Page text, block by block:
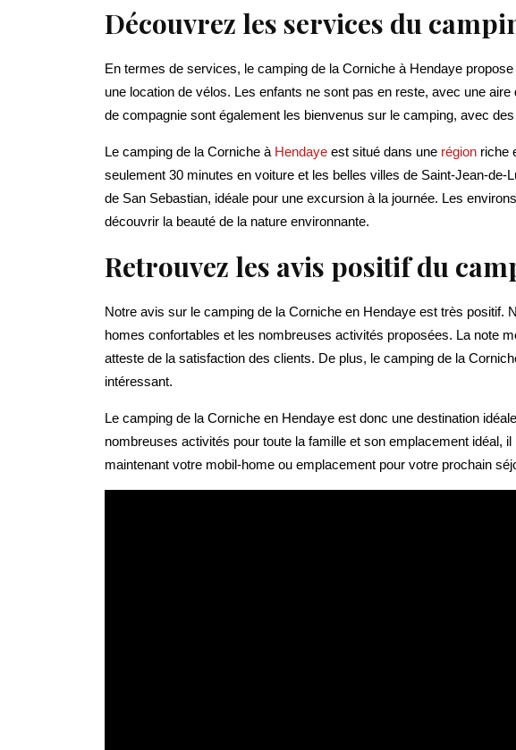
Découvrez les services du
En termes de services, le camping de la Corniche à Hendaye
une location de vélos. Les enfants ne sont pas en reste, avec une
de compagnie sont également les bienvenus sur le camping, avec
Le camping de la Corniche à Hendaye est situé dans une région riche
seulement 30 minutes en voiture et les belles villes de Saint-Jean-
de San Sebastian, idéale pour une excursion à la journée. Les
découvrir la beauté de la nature environnante.
Retrouvez les avis positif du
Notre avis sur le camping de la Corniche en Hendaye est très positif.
homes confortables et les nombreuses activités proposées. La note
atteste de la satisfaction des clients. De plus, le camping de la
intéressant.
Le camping de la Corniche en Hendaye est donc une destination
nombreuses activités pour toute la famille et son emplacement idéal,
maintenant votre mobil-home ou emplacement pour votre prochain